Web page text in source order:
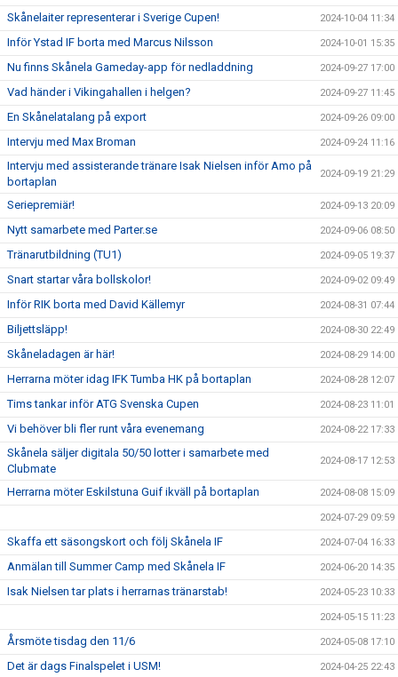
Skånelaiter representerar i Sverige Cupen! 2024-10-04 11:34
Inför Ystad IF borta med Marcus Nilsson 2024-10-01 15:35
Nu finns Skånela Gameday-app för nedladdning 2024-09-27 17:00
Vad händer i Vikingahallen i helgen? 2024-09-27 11:45
En Skånelatalang på export 2024-09-26 09:00
Intervju med Max Broman 2024-09-24 11:16
Intervju med assisterande tränare Isak Nielsen inför Amo på
bortaplan
2024-09-19 21:29
Seriepremiär! 2024-09-13 20:09
Nytt samarbete med Parter.se 2024-09-06 08:50
Tränarutbildning (TU1) 2024-09-05 19:37
Snart startar våra bollskolor! 2024-09-02 09:49
Inför RIK borta med David Källemyr 2024-08-31 07:44
Biljettsläpp! 2024-08-30 22:49
Skåneladagen är här! 2024-08-29 14:00
Herrarna möter idag IFK Tumba HK på bortaplan 2024-08-28 12:07
Tims tankar inför ATG Svenska Cupen 2024-08-23 11:01
Vi behöver bli fler runt våra evenemang 2024-08-22 17:33
Skånela säljer digitala 50/50 lotter i samarbete med
Clubmate
2024-08-17 12:53
Herrarna möter Eskilstuna Guif ikväll på bortaplan 2024-08-08 15:09
2024-07-29 09:59
Skaffa ett säsongskort och följ Skånela IF 2024-07-04 16:33
Anmälan till Summer Camp med Skånela IF 2024-06-20 14:35
Isak Nielsen tar plats i herrarnas tränarstab! 2024-05-23 10:33
2024-05-15 11:23
Årsmöte tisdag den 11/6 2024-05-08 17:10
Det är dags Finalspelet i USM! 2024-04-25 22:43